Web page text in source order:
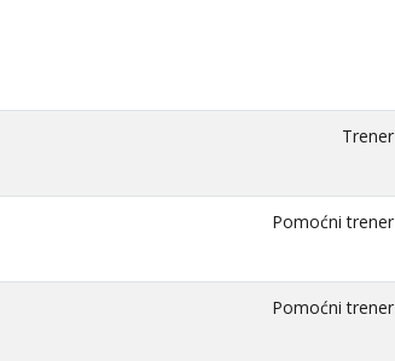
Trener
Pomoćni trener
Pomoćni trener